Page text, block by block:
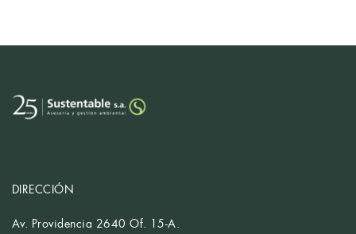
DIRECCIÓN
Av. Providencia 2640 Of. 15-A.